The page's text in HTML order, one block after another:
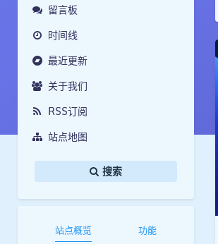
留言板
时间线
最近更新
关于我们
RSS订阅
站点地图
搜索
站点概览 功能